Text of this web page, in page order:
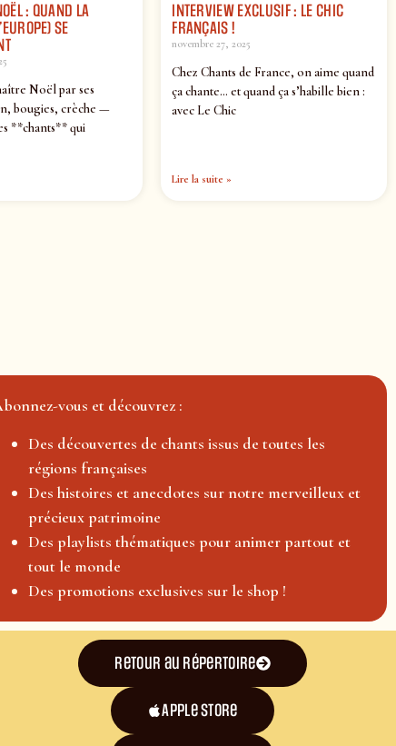
: QUAND LA
SE
Noël par ses
bougies, crèche —
**chants** qui
INTERVIEW EXCLUSIF : LE CHIC
FRANÇAIS !
novembre 27, 2025
Chez Chants de France, on aime quand
ça chante… et quand ça s’habille bien :
avec Le Chic
Lire la suite »
vous et découvrez :
Des découvertes de chants issus de toutes les
régions françaises
Des histoires et anecdotes sur notre merveilleux et
précieux patrimoine
Des playlists thématiques pour animer partout et
tout le monde
Des promotions exclusives sur le shop !
Retour au répertoire
Apple Store